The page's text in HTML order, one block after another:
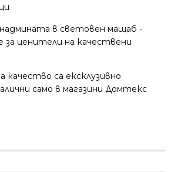
в световен мащаб -
за ценители на качествени
качество са ексклузивно
само в магазини Домтекс